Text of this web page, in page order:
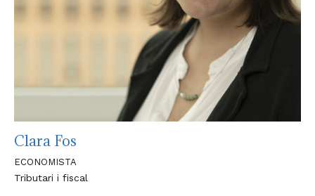
Clara Fos
ECONOMISTA
Tributari i fiscal